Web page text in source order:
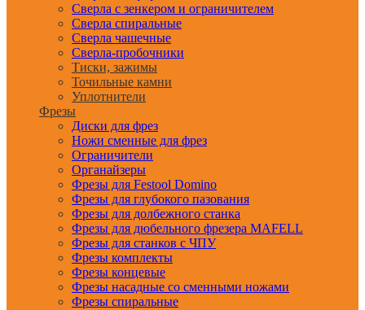
Сверла с зенкером и ограничителем
Сверла спиральные
Сверла чашечные
Сверла-пробочники
Тиски, зажимы
Точильные камни
Уплотнители
Фрезы
Диски для фрез
Ножи сменные для фрез
Ограничители
Органайзеры
Фрезы для Festool Domino
Фрезы для глубокого пазования
Фрезы для долбежного станка
Фрезы для дюбельного фрезера MAFELL
Фрезы для станков с ЧПУ
Фрезы комплекты
Фрезы концевые
Фрезы насадные со сменными ножами
Фрезы спиральные